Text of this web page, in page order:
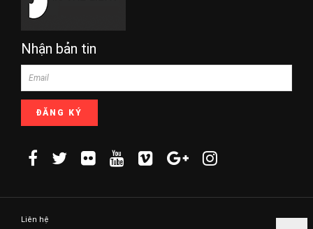
Nhận bản tin
Liên hệ